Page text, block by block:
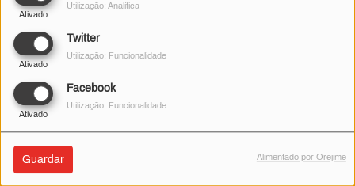
Ativado
Utilização: Analítica
Twitter
Ativado
Utilização: Funcionalidade
Facebook
Ativado
Utilização: Funcionalidade
Guardar Alimentado por Orejime
Não foram encontrados resultados.